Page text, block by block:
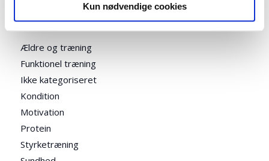
Kun nødvendige cookies
Kategorier
Ældre og træning
Funktionel træning
Ikke kategoriseret
Kondition
Motivation
Protein
Styrketræning